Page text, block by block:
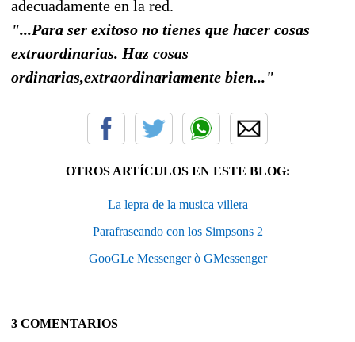
adecuadamente en la red.
"...Para ser exitoso no tienes que hacer cosas
extraordinarias. Haz cosas
ordinarias,extraordinariamente bien..."
OTROS ARTÍCULOS EN ESTE BLOG:
La lepra de la musica villera
Parafraseando con los Simpsons 2
GooGLe Messenger ò GMessenger
3 COMENTARIOS